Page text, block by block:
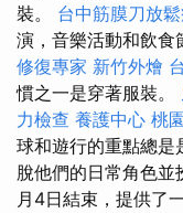
裝。 台中筋膜刀放
演，音樂活動和飲食
修復專家 新竹外燴
慣之一是穿著服裝。
力檢查 養護中心 桃
球和遊行的重點總是
脫他們的日常角色
月4日結束，提供了